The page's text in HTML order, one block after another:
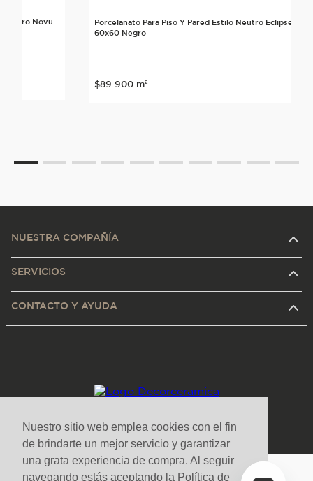
Nuestro sitio web emplea cookies con el fin
de brindarte un mejor servicio y garantizar
una grata experiencia de compra. Al seguir
navegando estás aceptando la Política de
Neutro Novu
Porcelanato Para Piso Y Pared Estilo Neutro Eclipse
60x60 Negro
$89.900 m²
NUESTRA COMPAÑÍA
SERVICIOS
CONTACTO Y AYUDA